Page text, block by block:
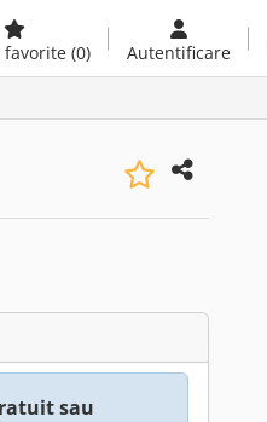
favorite (0) Autentificare
sau